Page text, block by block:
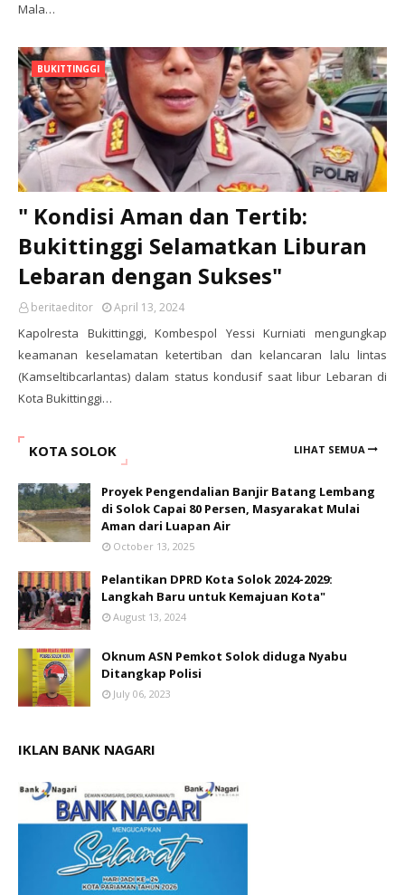
Mala…
BUKITTINGGI
" Kondisi Aman dan Tertib:
Bukittinggi Selamatkan Liburan
Lebaran dengan Sukses"
beritaeditor April 13, 2024
Kapolresta Bukittinggi, Kombespol Yessi Kurniati mengungkap
keamanan keselamatan ketertiban dan kelancaran lalu lintas
(Kamseltibcarlantas) dalam status kondusif saat libur Lebaran di
Kota Bukittinggi…
KOTA SOLOK LIHAT SEMUA
Proyek Pengendalian Banjir Batang Lembang
di Solok Capai 80 Persen, Masyarakat Mulai
Aman dari Luapan Air
October 13, 2025
Pelantikan DPRD Kota Solok 2024-2029:
Langkah Baru untuk Kemajuan Kota"
August 13, 2024
Oknum ASN Pemkot Solok diduga Nyabu
Ditangkap Polisi
July 06, 2023
IKLAN BANK NAGARI